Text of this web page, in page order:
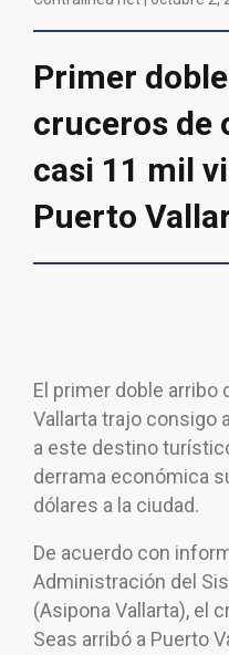
Primer
cruceros de
casi 11 mil
Puerto
El primer doble arribo
Vallarta trajo consigo
a este destino
derrama económica
dólares a la ciudad.
De acuerdo con
Administración del
(Asipona Vallarta), el
Seas arribó a Puerto